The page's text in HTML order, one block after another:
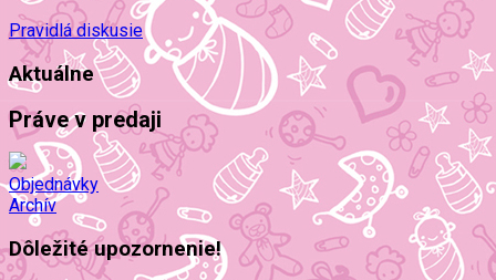
Pravidlá diskusie
Aktuálne
Práve v predaji
Objednávky
Archív
Dôležité upozornenie!